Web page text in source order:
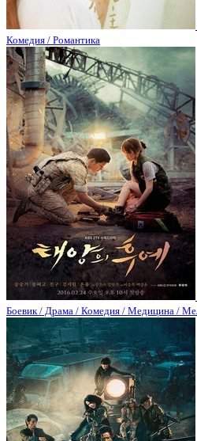
Комедия / Романтика
Боевик / Драма / Комедия / Медицина /